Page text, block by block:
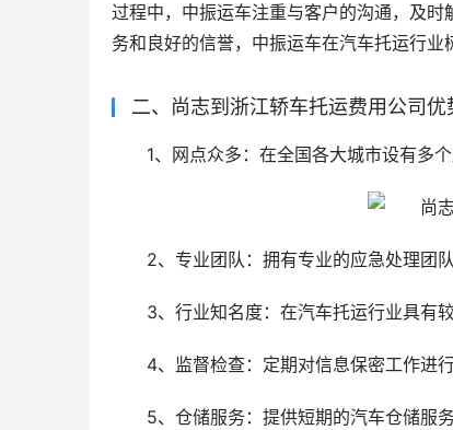
过程中，中振运车注重与客户的沟通，及
务和良好的信誉，中振运车在汽车托运行业
二、尚志到浙江轿车托运费用公司优
1、网点众多：在全国各大城市设有多
2、专业团队：拥有专业的应急处理团
3、行业知名度：在汽车托运行业具有
4、监督检查：定期对信息保密工作进
5、仓储服务：提供短期的汽车仓储服